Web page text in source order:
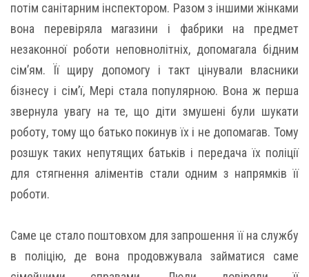
потім санітарним інспектором. Разом з іншими жінками
вона перевіряла магазини і фабрики на предмет
незаконної роботи неповнолітніх, допомагала бідним
сім’ям. Її щиру допомогу і такт цінували власники
бізнесу і сім’ї, Мері стала популярною. Вона ж перша
звернула увагу на те, що діти змушені були шукати
роботу, тому що батько покинув їх і не допомагав. Тому
розшук таких непутящих батьків і передача їх поліції
для стягнення аліментів стали одним з напрямків її
роботи.
Саме це стало поштовхом для запрошення її на службу
в поліцію, де вона продовжувала займатися саме